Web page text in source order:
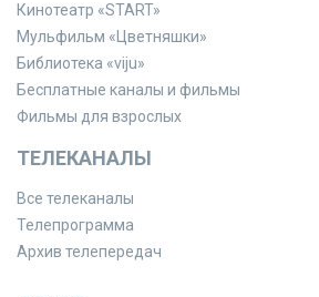
Кинотеатр «START»
Мульфильм «Цветняшки»
Библиотека «viju»
Бесплатные каналы и фильмы
Фильмы для взрослых
ТЕЛЕКАНАЛЫ
Все телеканалы
Телепрограмма
Архив телепередач